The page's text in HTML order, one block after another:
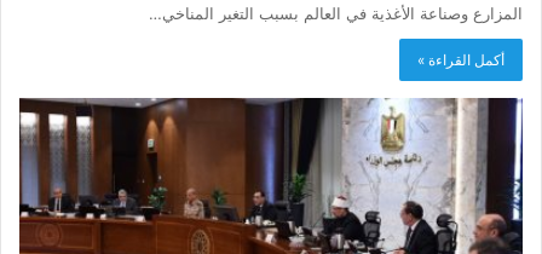
المزارع وصناعة الأغذية في العالم بسبب التغير المناخي…
أكمل القراءة »